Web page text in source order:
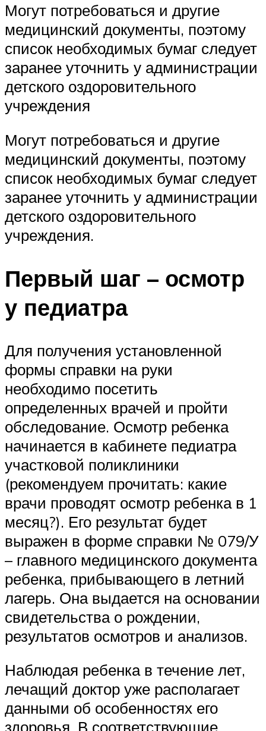
Могут потребоваться и другие
медицинский документы, поэтому
список необходимых бумаг следует
заранее уточнить у администрации
детского оздоровительного
учреждения
Могут потребоваться и другие
медицинский документы, поэтому
список необходимых бумаг следует
заранее уточнить у администрации
детского оздоровительного
учреждения.
Первый шаг – осмотр
у педиатра
Для получения установленной
формы справки на руки
необходимо посетить
определенных врачей и пройти
обследование. Осмотр ребенка
начинается в кабинете педиатра
участковой поликлиники
(рекомендуем прочитать: какие
врачи проводят осмотр ребенка в 1
месяц?). Его результат будет
выражен в форме справки № 079/У
– главного медицинского документа
ребенка, прибывающего в летний
лагерь. Она выдается на основании
свидетельства о рождении,
результатов осмотров и анализов.
Наблюдая ребенка в течение лет,
лечащий доктор уже располагает
данными об особенностях его
здоровья. В соответствующие